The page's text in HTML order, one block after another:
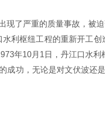
了严重的质量事故，被
利枢纽工程的重新开工
年10月1日，丹江口水
成功，无论是对文伏波